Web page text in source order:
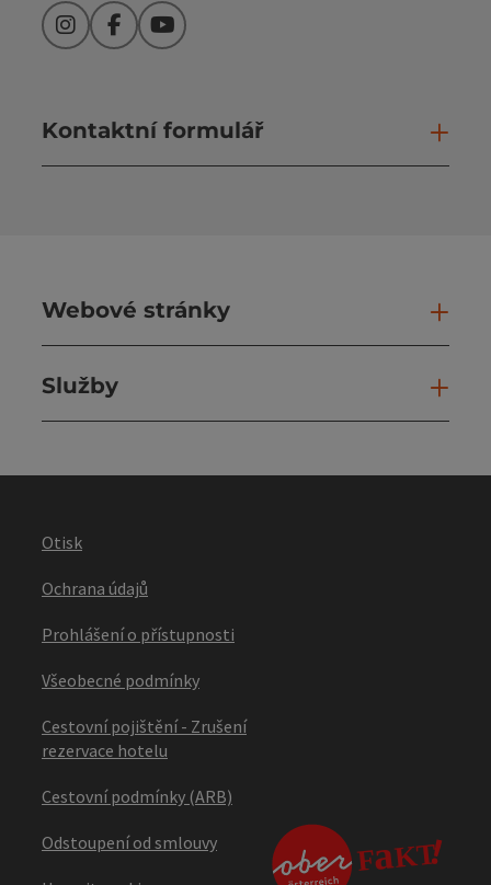
InstagramFacebookYouTube
Kontaktní formulář
Webové stránky
Služby
Otisk
Ochrana údajů
Prohlášení o přístupnosti
Všeobecné podmínky
Cestovní pojištění - Zrušení
rezervace hotelu
Cestovní podmínky (ARB)
Odstoupení od smlouvy